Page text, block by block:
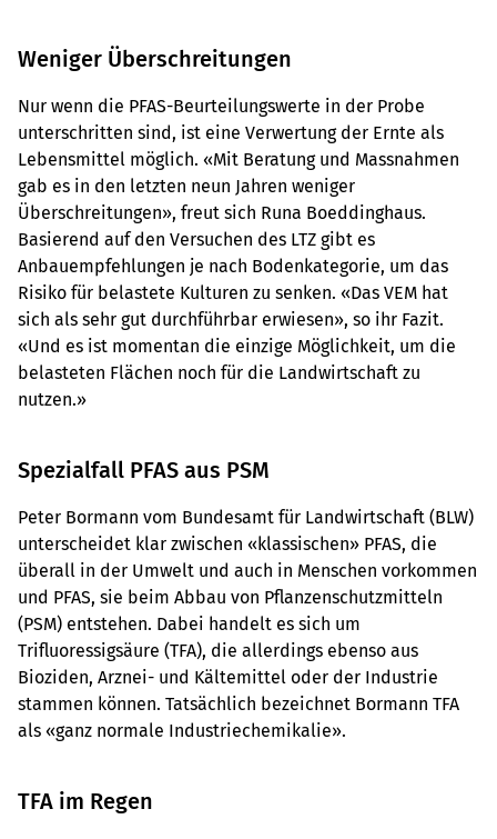
Weniger Überschreitungen
Nur wenn die PFAS-Beurteilungswerte in der Probe
unterschritten sind, ist eine Verwertung der Ernte als
Lebensmittel möglich. «Mit Beratung und Massnahmen
gab es in den letzten neun Jahren weniger
Überschreitungen», freut sich Runa Boeddinghaus.
Basierend auf den Versuchen des LTZ gibt es
Anbauempfehlungen je nach Bodenkategorie, um das
Risiko für belastete Kulturen zu senken. «Das VEM hat
sich als sehr gut durchführbar erwiesen», so ihr Fazit.
«Und es ist momentan die einzige Möglichkeit, um die
belasteten Flächen noch für die Landwirtschaft zu
nutzen.»
Spezialfall PFAS aus PSM
Peter Bormann vom Bundesamt für Landwirtschaft (BLW)
unterscheidet klar zwischen «klassischen» PFAS, die
überall in der Umwelt und auch in Menschen vorkommen
und PFAS, sie beim Abbau von Pflanzenschutzmitteln
(PSM) entstehen. Dabei handelt es sich um
Trifluoressigsäure (TFA), die allerdings ebenso aus
Bioziden, Arznei- und Kältemittel oder der Industrie
stammen können. Tatsächlich bezeichnet Bormann TFA
als «ganz normale Industriechemikalie».
TFA im Regen